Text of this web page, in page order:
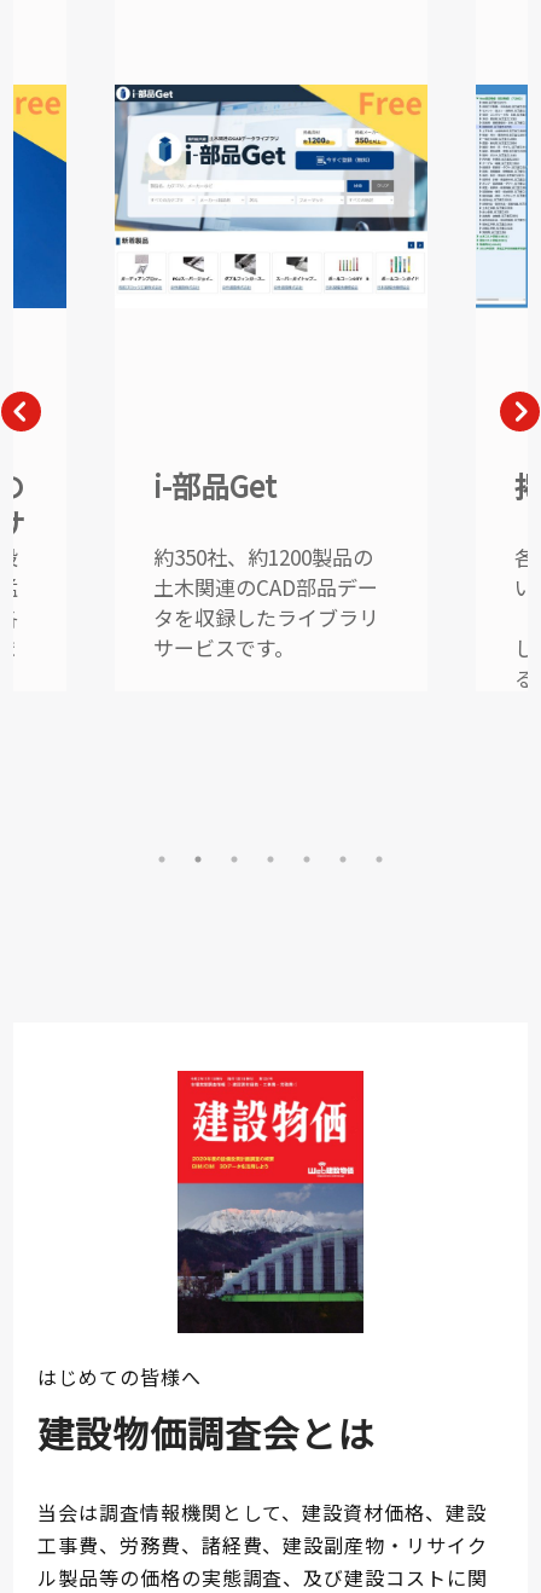
i-部品Get
約350社、約1200製品の
土木関連のCAD部品デー
タを収録したライブラリ
サービスです。
各
はじめての皆様へ
建設物価調査会とは
当会は調査情報機関として、建設資材価格、建設
工事費、労務費、諸経費、建設副産物・リサイク
ル製品等の価格の実態調査、及び建設コストに関